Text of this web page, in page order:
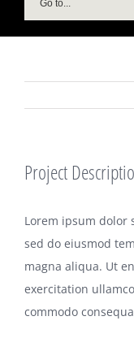
Go to...
Project
Lorem ipsum dolor
sed do eiusmod
magna aliqua. Ut
exercitation
commodo